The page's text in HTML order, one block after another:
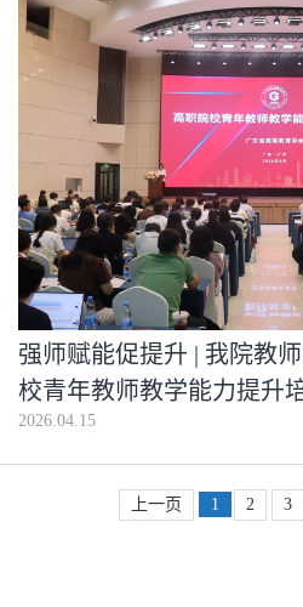
强师赋能促提升 | 我院教
校青年教师教学能力提升
2026.04.15
上一页 1 2 3